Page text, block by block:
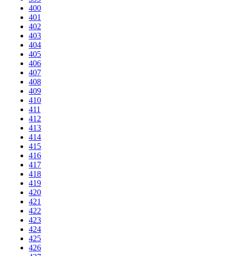
400
401
402
403
404
405
406
407
408
409
410
411
412
413
414
415
416
417
418
419
420
421
422
423
424
425
426